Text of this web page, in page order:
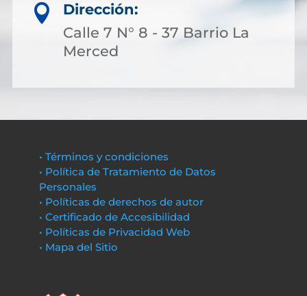

Dirección:
Calle 7 N° 8 - 37 Barrio La
Merced
• Términos y condiciones
• Política de Tratamiento de Datos
Personales
• Políticas de derechos de autor
• Certificado de Accesibilidad
• Políticas de Privacidad Web
• Mapa del Sitio